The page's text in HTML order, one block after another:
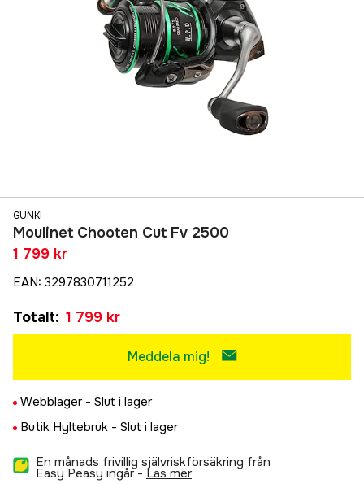
GUNKI
Moulinet Chooten Cut Fv 2500
1 799 kr
EAN: 3297830711252
Totalt: 1 799 kr
Meddela mig!
Webblager - Slut i lager
Butik Hyltebruk - Slut i lager
En månads frivillig självriskförsäkring från
Easy Peasy ingår - läs mer